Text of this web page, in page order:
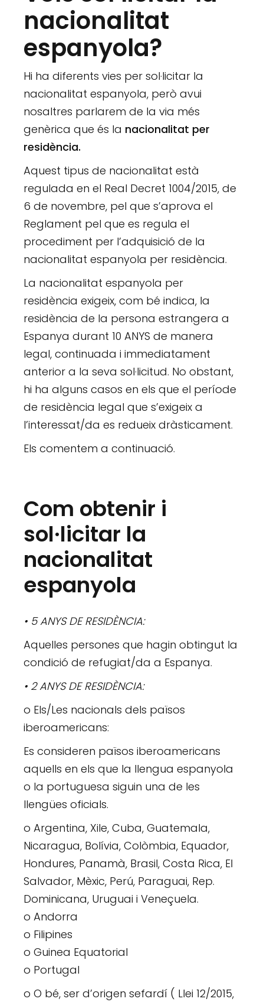
nacionalitat
espanyola?
Hi ha diferents vies per sol·licitar la
nacionalitat espanyola, però avui
nosaltres parlarem de la via més
genèrica que és la nacionalitat per
residència.
Aquest tipus de nacionalitat està
regulada en el Real Decret 1004/2015, de
6 de novembre, pel que s’aprova el
Reglament pel que es regula el
procediment per l’adquisició de la
nacionalitat espanyola per residència.
La nacionalitat espanyola per
residència exigeix, com bé indica, la
residència de la persona estrangera a
Espanya durant 10 ANYS de manera
legal, continuada i immediatament
anterior a la seva sol·licitud. No obstant,
hi ha alguns casos en els que el període
de residència legal que s’exigeix a
l’interessat/da es redueix dràsticament.
Els comentem a continuació.
Com obtenir i
sol·licitar la
nacionalitat
espanyola
• 5 ANYS DE RESIDÈNCIA:
Aquelles persones que hagin obtingut la
condició de refugiat/da a Espanya.
• 2 ANYS DE RESIDÈNCIA:
o Els/Les nacionals dels països
iberoamericans:
Es consideren països iberoamericans
aquells en els que la llengua espanyola
o la portuguesa siguin una de les
llengües oficials.
o Argentina, Xile, Cuba, Guatemala,
Nicaragua, Bolívia, Colòmbia, Equador,
Hondures, Panamà, Brasil, Costa Rica, El
Salvador, Mèxic, Perú, Paraguai, Rep.
Dominicana, Uruguai i Veneçuela.
o Andorra
o Filipines
o Guinea Equatorial
o Portugal
o O bé, ser d’origen sefardí ( Llei 12/2015,